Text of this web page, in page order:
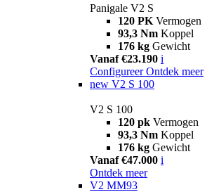
Panigale V2 S
120 PK Vermogen
93,3 Nm Koppel
176 kg Gewicht
Vanaf €23.190 i
Configureer Ontdek meer
new V2 S 100
V2 S 100
120 pk Vermogen
93,3 Nm Koppel
176 kg Gewicht
Vanaf €47.000 i
Ontdek meer
V2 MM93